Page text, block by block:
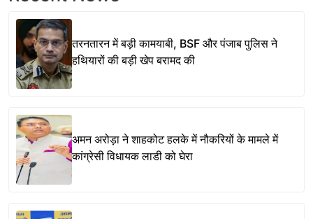
तरनतारन में बड़ी कामयाबी, BSF और पंजाब पुलिस ने
हथियारों की बड़ी खेप बरामद की
अमन अरोड़ा ने शाहकोट हलके में नौकरियों के मामले में
कांग्रेसी विधायक लाडी को घेरा